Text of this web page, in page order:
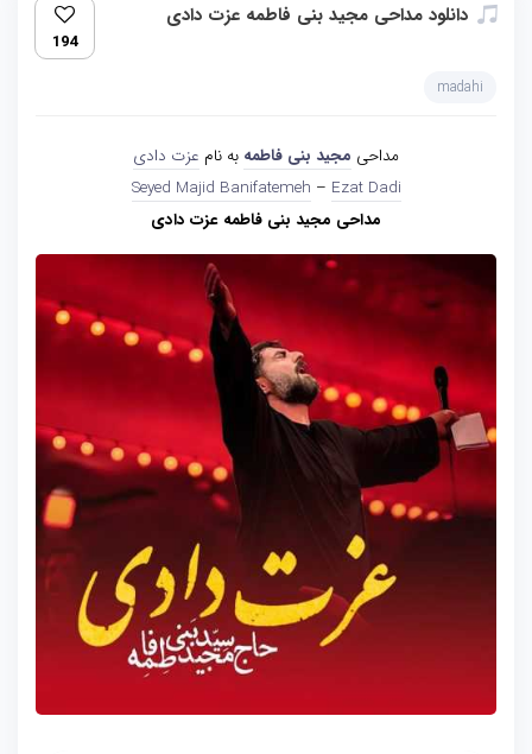
دانلود مداحی مجید بنی فاطمه عزت دادی
194
madahi
مداحی مجید بنی فاطمه به نام عزت دادی
Seyed Majid Banifatemeh – Ezat Dadi
مداحی مجید بنی فاطمه عزت دادی